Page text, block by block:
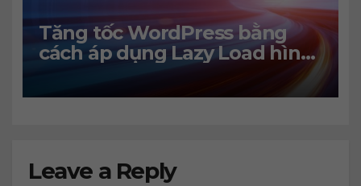
Tăng tốc WordPress bằng
cách áp dụng Lazy Load hình
Leave a Reply